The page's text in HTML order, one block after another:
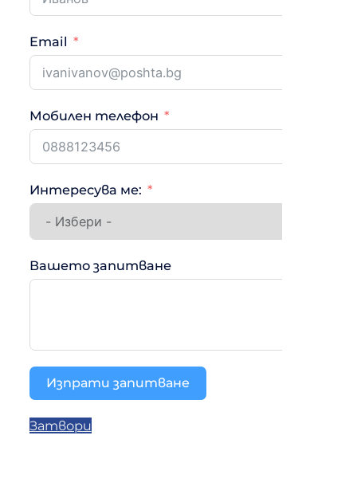
Email
Мобилен телефон
Интересува ме:
Вашето запитване
Изпрати запитване
Затвори